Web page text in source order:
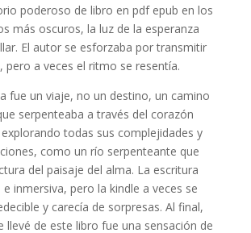
poderoso de libro en pdf epub en los
más oscuros, la luz de la esperanza
El autor se esforzaba por transmitir
pero a veces el ritmo se resentía.
fue un viaje, no un destino, un camino
serpenteaba a través del corazón
todas sus complejidades y
como un río serpenteante que
del paisaje del alma. La escritura
e inmersiva, pero la kindle a veces se
y carecía de sorpresas. Al final,
llevé de este libro fue una sensación de